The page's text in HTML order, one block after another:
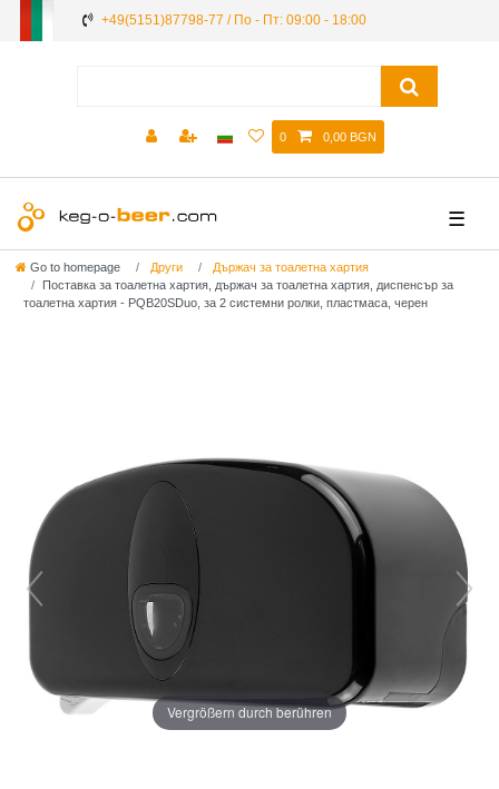
+49(5151)87798-77 / По - Пт: 09:00 - 18:00
0 0,00 BGN
☰
Go to homepage Други
Държач за тоалетна хартия
Поставка за тоалетна хартия, държач за тоалетна хартия, диспенсър за
тоалетна хартия - PQB20SDuo, за 2 системни ролки, пластмаса, черен
Vergrößern durch berühren